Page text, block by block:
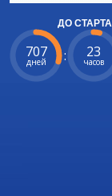
ДО
707
дней : 23
часов